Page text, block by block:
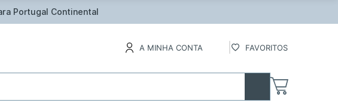
artigos assinalados
A MINHA CONTA FAVORITOS